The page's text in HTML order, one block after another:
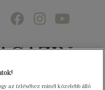
olvasókig
az ízléséhez minél közelebb álló